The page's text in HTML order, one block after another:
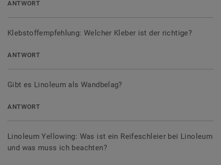
ANTWORT
Klebstoffempfehlung: Welcher Kleber ist der richtige?
ANTWORT
Gibt es Linoleum als Wandbelag?
ANTWORT
Linoleum Yellowing: Was ist ein Reifeschleier bei Linoleum
und was muss ich beachten?